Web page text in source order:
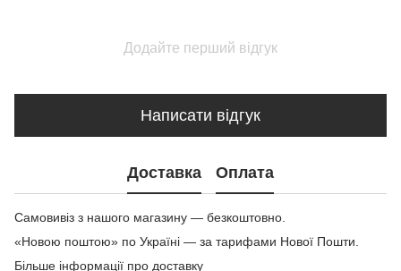
Додайте перший відгук
Написати відгук
Доставка Оплата
Самовивіз з нашого магазину — безкоштовно.
«Новою поштою» по Україні — за тарифами Нової Пошти.
Більше інформації про доставку